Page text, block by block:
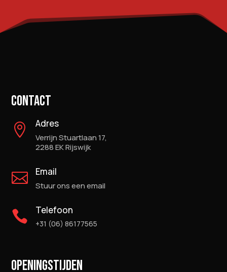
CONTACT
 Adres
Verrijn Stuartlaan 17,
2288 EK Rijswijk
 Email
Stuur ons een email
 Telefoon
+31 (06) 86177565
OPENINGSTIJDEN